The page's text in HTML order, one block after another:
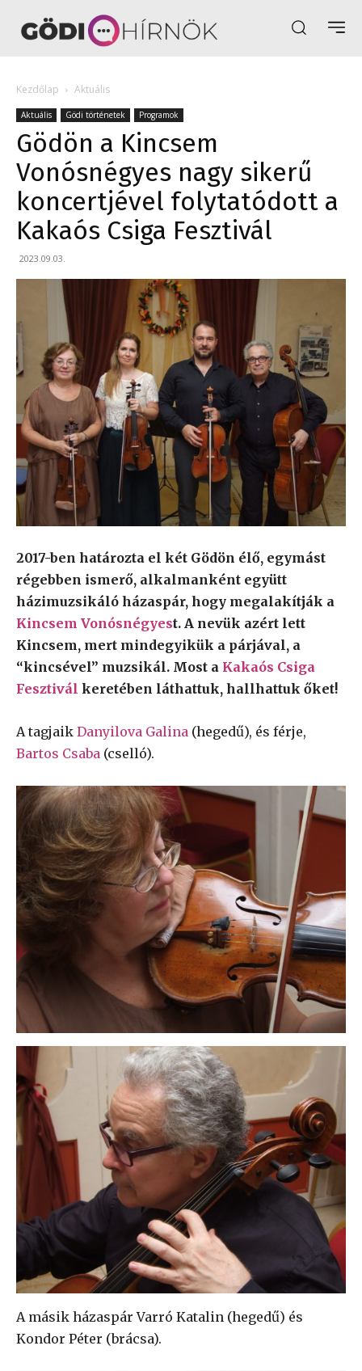
Kezdőlap Aktuális
Aktuális Gödi történetek Programok
Gödön a Kincsem
Vonósnégyes nagy sikerű
koncertjével folytatódott a
Kakaós Csiga Fesztivál
2023.09.03.
2017-ben határozta el két Gödön élő, egymást
régebben ismerő, alkalmanként együtt
házimuzsikáló házaspár, hogy megalakítják a
Kincsem Vonósnégyest. A nevük azért lett
Kincsem, mert mindegyikük a párjával, a
“kincsével” muzsikál. Most a Kakaós Csiga
Fesztivál keretében láthattuk, hallhattuk őket!
A tagjaik Danyilova Galina (hegedű), és férje,
Bartos Csaba (cselló).
A másik házaspár Varró Katalin (hegedű) és
Kondor Péter (brácsa).